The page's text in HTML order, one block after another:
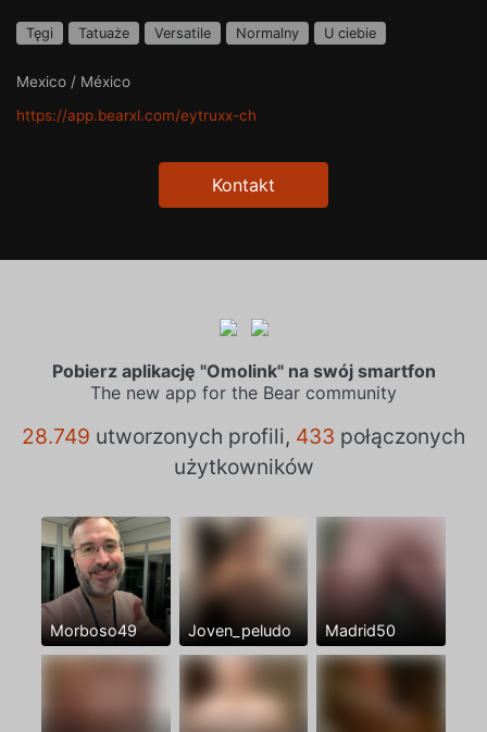
Tęgi Tatuaże Versatile Normalny U ciebie
Mexico / México
https://app.bearxl.com/eytruxx-ch
Kontakt
Pobierz aplikację "Omolink" na swój smartfon
The new app for the Bear community
28.749 utworzonych profili, 433 połączonych
użytkowników
Morboso49 Joven_peludo Madrid50